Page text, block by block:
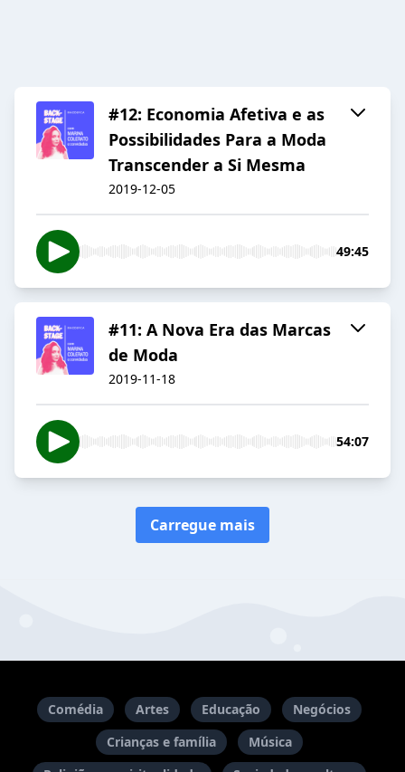
#12: Economia Afetiva e as
Possibilidades Para a Moda
Transcender a Si Mesma
2019-12-05
49:45
#11: A Nova Era das Marcas
de Moda
2019-11-18
54:07
Carregue mais
Comédia Artes Educação
Negócios
Crianças e família
Música